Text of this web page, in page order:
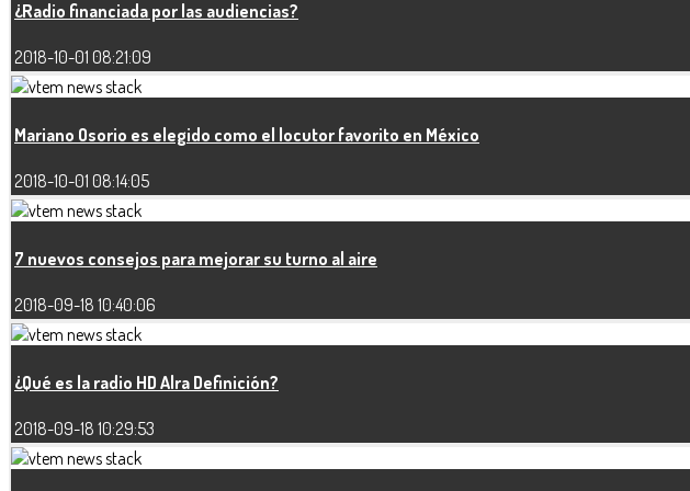
¿Radio financiada por las audiencias?
2018-10-01 08:21:09
Mariano Osorio es elegido como el locutor favorito en México
2018-10-01 08:14:05
7 nuevos consejos para mejorar su turno al aire
2018-09-18 10:40:06
¿Qué es la radio HD Alra Definición?
2018-09-18 10:29:53